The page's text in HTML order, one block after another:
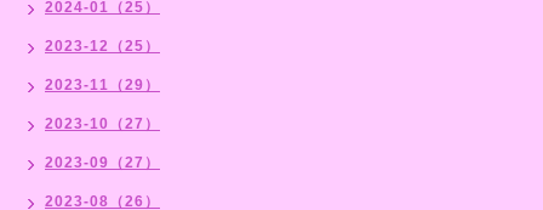
2024-01（25）
2023-12（25）
2023-11（29）
2023-10（27）
2023-09（27）
2023-08（26）